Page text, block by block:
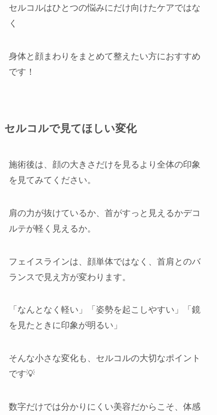
セルコルはひとつの悩みにだけ向けたケアではな
く
身体と顔まわりをまとめて整えたい方におすすめ
です！
セルコルで見てほしい変化
施術後は、顔の大きさだけを見るより全体の印象
を見てみてください。
肩の力が抜けているか、首がすっと見えるかデコ
ルテが軽く見えるか。
フェイスラインは、顔単体ではなく、首肩とのバ
ランスで見え方が変わります。
「なんとなく軽い」「姿勢を起こしやすい」「鏡
を見たときに印象が明るい」
そんな小さな変化も、セルコルの大切なポイント
です💡
数字だけでは分かりにくい美容だからこそ、体感